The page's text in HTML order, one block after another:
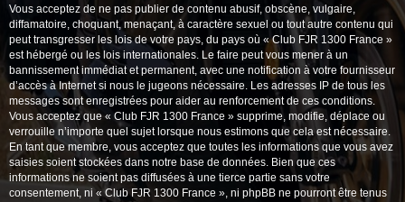
Vous acceptez de ne pas publier de contenu abusif, obscène, vulgaire,
diffamatoire, choquant, menaçant, à caractère sexuel ou tout autre contenu qui
peut transgresser les lois de votre pays, du pays où « Club FJR 1300 France »
est hébergé ou les lois internationales. Le faire peut vous mener à un
bannissement immédiat et permanent, avec une notification à votre fournisseur
d’accès à Internet si nous le jugeons nécessaire. Les adresses IP de tous les
messages sont enregistrées pour aider au renforcement de ces conditions.
Vous acceptez que « Club FJR 1300 France » supprime, modifie, déplace ou
verrouille n’importe quel sujet lorsque nous estimons que cela est nécessaire.
En tant que membre, vous acceptez que toutes les informations que vous avez
saisies soient stockées dans notre base de données. Bien que ces
informations ne soient pas diffusées à une tierce partie sans votre
consentement, ni « Club FJR 1300 France », ni phpBB ne pourront être tenus